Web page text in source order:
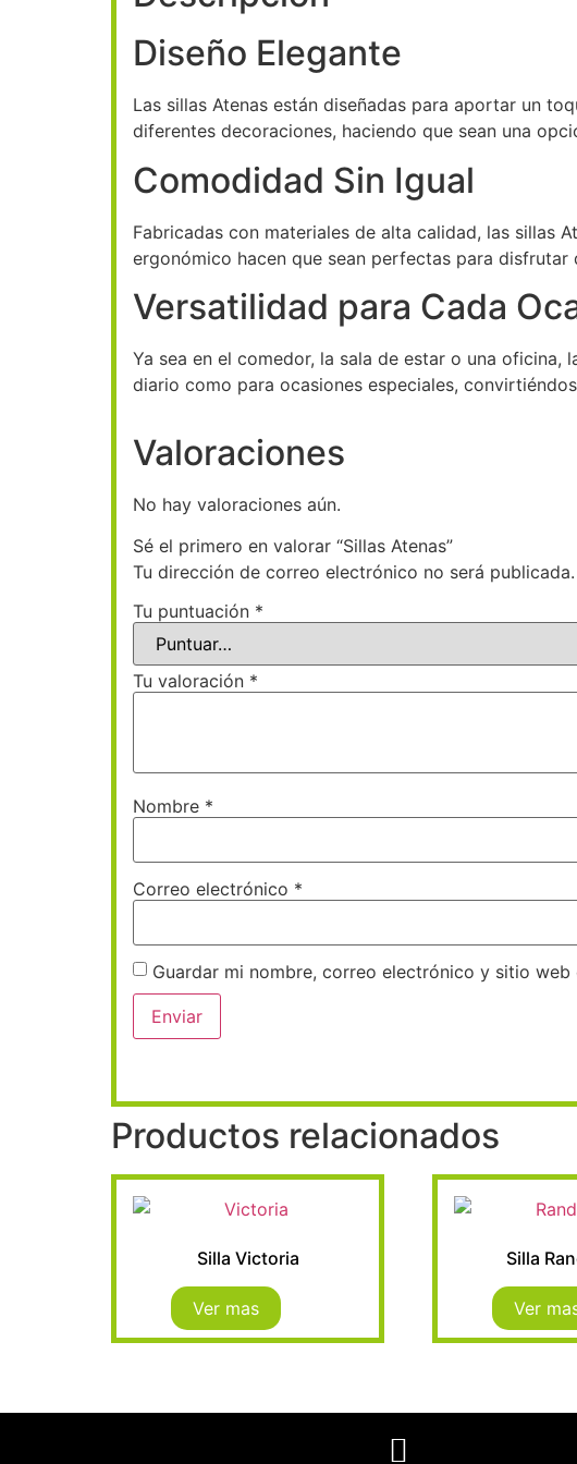
Diseño Elegante
Las sillas Atenas están diseñadas para aportar un
diferentes decoraciones, haciendo que sean una
Comodidad Sin Igual
Fabricadas con materiales de alta calidad, las sillas
ergonómico hacen que sean perfectas para disfrutar
Versatilidad para Cada
Ya sea en el comedor, la sala de estar o una oficina,
diario como para ocasiones especiales,
Valoraciones
No hay valoraciones aún.
Sé el primero en valorar “Sillas Atenas”
Tu dirección de correo electrónico no será publicada.
Tu puntuación *
Tu valoración *
Nombre *
Correo electrónico *
Guardar mi nombre, correo electrónico y sitio
Productos relacionados
Silla Victoria Silla